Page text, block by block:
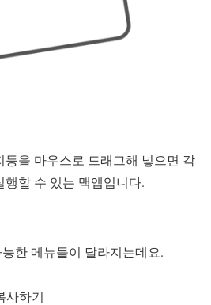
등을 마우스로 드래그해 넣으면 각
할 수 있는 맥앱입니다.
한 메뉴들이 달라지는데요.
사하기